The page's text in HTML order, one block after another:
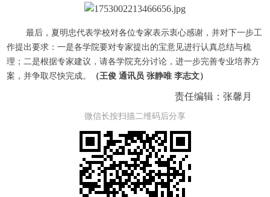
最后，夏明忠代表学校对各位专家表示衷心感谢，并对下一步工
作提出要求：一是各学院要对专家提出的宝意见进行认真总结与梳
理；二是根据专家建议，请各学院充分讨论，进一步完善专业培养方
案，并争取尽快完成。
（王俊 通讯员 张静唯 李志文）
责任编辑：张馨月
微信长按扫描二维码后分享